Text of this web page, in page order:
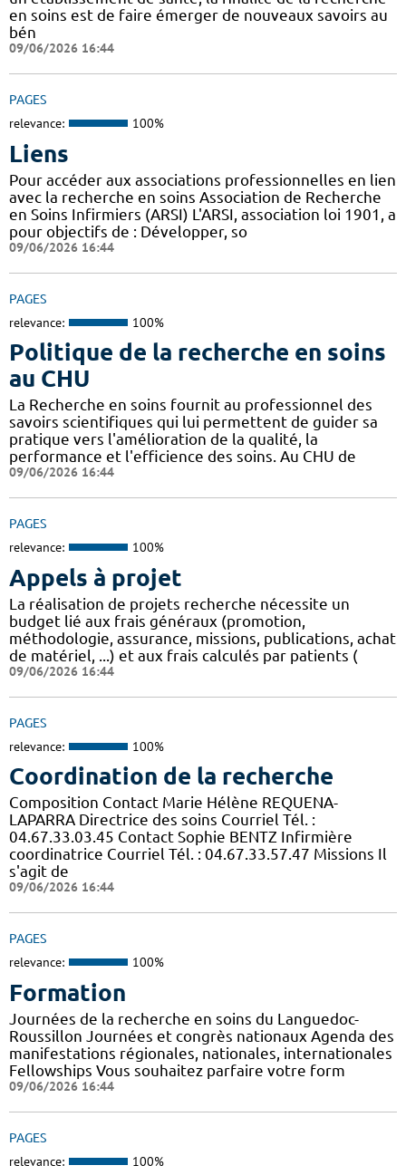
en soins est de faire émerger de nouveaux savoirs au
bén
09/06/2026 16:44
PAGES
relevance: 100%
Liens
Pour accéder aux associations professionnelles en lien
avec la recherche en soins Association de Recherche
en Soins Infirmiers (ARSI) L'ARSI, association loi 1901, a
pour objectifs de : Développer, so
09/06/2026 16:44
PAGES
relevance: 100%
Politique de la recherche en soins
au CHU
La Recherche en soins fournit au professionnel des
savoirs scientifiques qui lui permettent de guider sa
pratique vers l'amélioration de la qualité, la
performance et l'efficience des soins. Au CHU de
09/06/2026 16:44
PAGES
relevance: 100%
Appels à projet
La réalisation de projets recherche nécessite un
budget lié aux frais généraux (promotion,
méthodologie, assurance, missions, publications, achat
de matériel, ...) et aux frais calculés par patients (
09/06/2026 16:44
PAGES
relevance: 100%
Coordination de la recherche
Composition Contact Marie Hélène REQUENA-
LAPARRA Directrice des soins Courriel Tél. :
04.67.33.03.45 Contact Sophie BENTZ Infirmière
coordinatrice Courriel Tél. : 04.67.33.57.47 Missions Il
s'agit de
09/06/2026 16:44
PAGES
relevance: 100%
Formation
Journées de la recherche en soins du Languedoc-
Roussillon Journées et congrès nationaux Agenda des
manifestations régionales, nationales, internationales
Fellowships Vous souhaitez parfaire votre form
09/06/2026 16:44
PAGES
relevance: 100%